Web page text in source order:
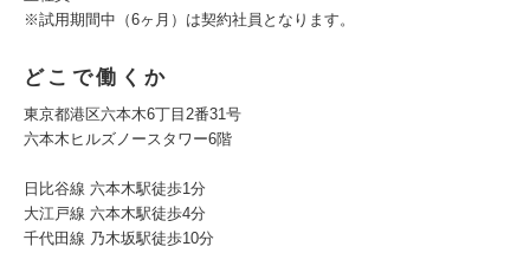
※試用期間中（6ヶ月）は契約社員となります。
どこで働くか
東京都港区六本木6丁目2番31号
六本木ヒルズノースタワー6階
日比谷線 六本木駅徒歩1分
大江戸線 六本木駅徒歩4分
千代田線 乃木坂駅徒歩10分